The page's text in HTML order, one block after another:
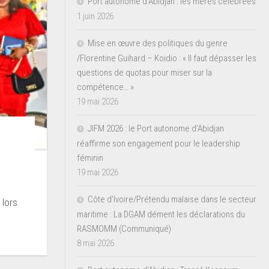
lors
1 juin 2026
Mise en œuvre des politiques du genre
/Florentine Guihard – Koidio : « Il faut dépasser les
questions de quotas pour miser sur la
compétence… »
19 mai 2026
JIFM 2026 : le Port autonome d’Abidjan
réaffirme son engagement pour le leadership
féminin
19 mai 2026
Côte d’Ivoire/Prétendu malaise dans le secteur
maritime : La DGAM dément les déclarations du
RASMOMM (Communiqué)
8 mai 2026